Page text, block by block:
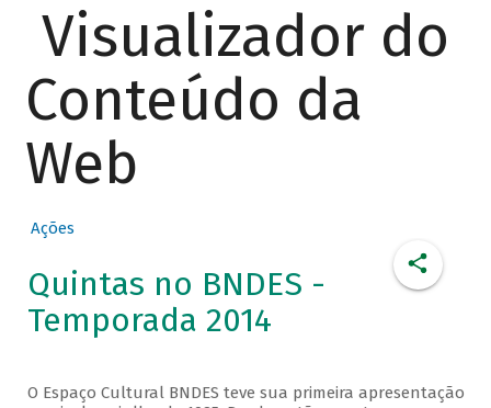
Visualizador do
Conteúdo da
Web
Ações
Quintas no BNDES -
Temporada 2014
O Espaço Cultural BNDES teve sua primeira apresentação